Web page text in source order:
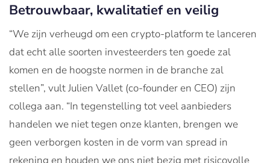
Betrouwbaar, kwalitatief en veilig
“We zijn verheugd om een crypto-platform te lanceren
dat echt alle soorten investeerders ten goede zal
komen en de hoogste normen in de branche zal
stellen”, vult Julien Vallet (co-founder en CEO) zijn
collega aan. “In tegenstelling tot veel aanbieders
handelen we niet tegen onze klanten, brengen we
geen verborgen kosten in de vorm van spread in
rekening en houden we ons niet bezig met risicovolle